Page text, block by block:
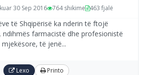
30 Sep 2016 764 shikime 463 fjalë
të Shqipërisë ka nderin të ftojë
farmacistë dhe profesionistë
të jenë...
Lexo Printo